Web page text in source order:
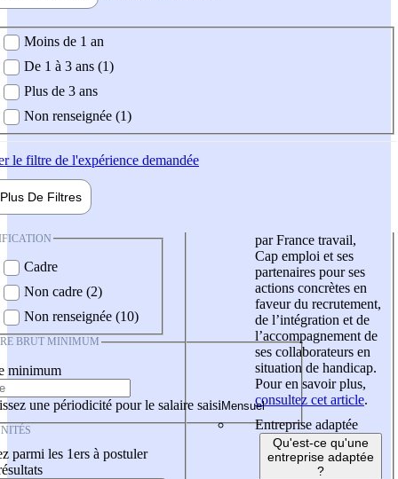
demandée
Moins de 1 an
De 1 à 3 ans (1)
Plus de 3 ans
Non renseignée (1)
le filtre de l'expérience demandée
Plus De Filtres
Cadre
Non cadre (2)
Non renseignée (10)
BRUT MINIMUM
minimum
une périodicité pour le salaire saisi
parmi les 1ers à postuler
par France travail,
Cap emploi et ses
partenaires pour ses
actions concrètes en
faveur du recrutement,
de l’intégration et de
l’accompagnement de
ses collaborateurs en
situation de handicap.
Pour en savoir plus,
consultez cet article.
Entreprise adaptée
Qu'est-ce qu'une
entreprise adaptée
?